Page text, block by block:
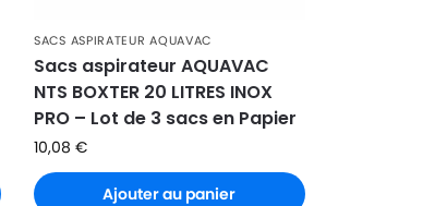
SACS ASPIRATEUR AQUAVAC
Sacs aspirateur AQUAVAC
NTS BOXTER 20 LITRES INOX
PRO – Lot de 3 sacs en Papier
10,08€
Ajouter au panier